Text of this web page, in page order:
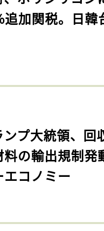
加関税。日韓
ンプ大統領、回
の輸出規制発
コノミー